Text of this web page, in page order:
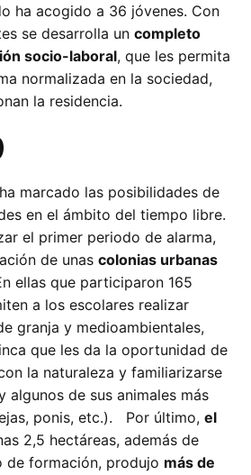
ha acogido a 36 jóvenes. Con
se desarrolla un completo
socio-laboral, que les permita
normalizada en la sociedad,
la residencia.
marcado las posibilidades de
en el ámbito del tiempo libre.
el primer periodo de alarma,
de unas colonias urbanas
ellas que participaron 165
a los escolares realizar
granja y medioambientales,
que les da la oportunidad de
la naturaleza y familiarizarse
algunos de sus animales más
ponis, etc.). Por último, el
2,5 hectáreas, además de
de formación, produjo más de